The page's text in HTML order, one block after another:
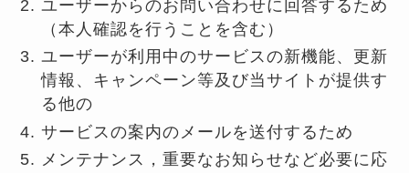
ユーザーからのお問い合わせに回答するため
（本人確認を行うことを含む）
ユーザーが利用中のサービスの新機能、更新
情報、キャンペーン等及び当サイトが提供す
る他の
サービスの案内のメールを送付するため
メンテナンス，重要なお知らせなど必要に応